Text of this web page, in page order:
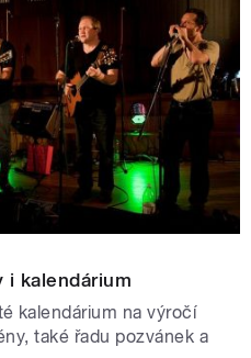
i kalendárium
kalendárium na výročí
také řadu pozvánek a